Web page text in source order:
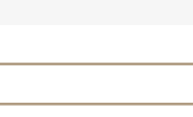
。宵宮は開始前、本宮は午前中に
ます。